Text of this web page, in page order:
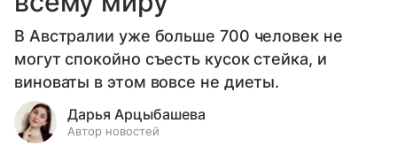
В Австралии уже больше 700 человек не
могут спокойно съесть кусок стейка, и
виноваты в этом вовсе не диеты.
Дарья Арцыбашева
Автор новостей